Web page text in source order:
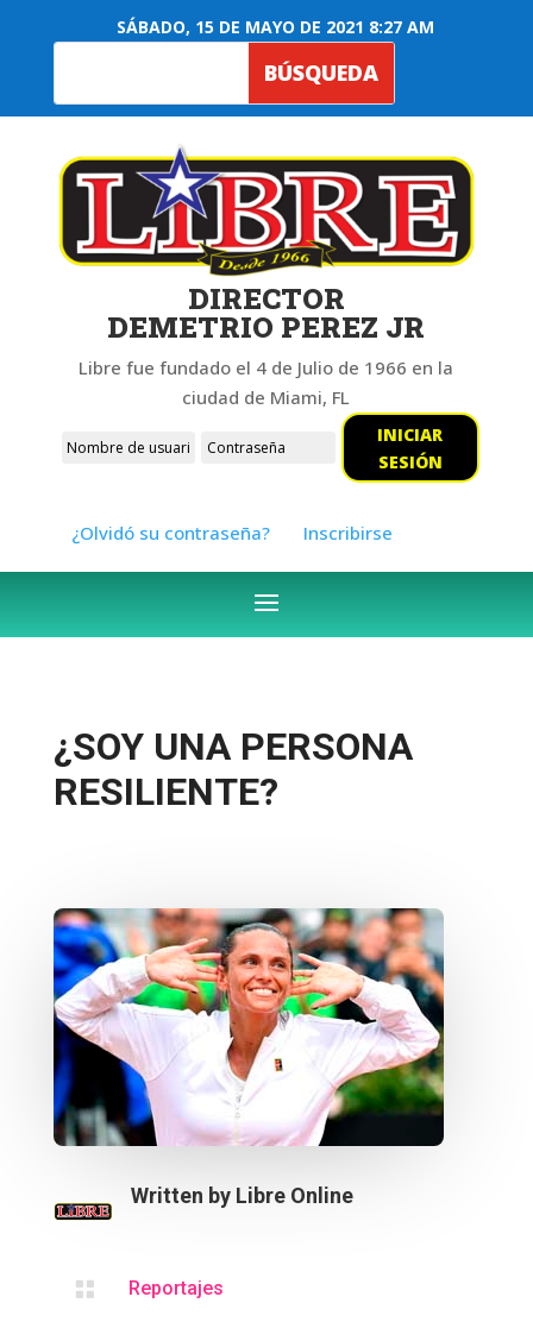
SÁBADO, 15 DE MAYO DE 2021 8:27 AM
DIRECTOR
DEMETRIO PEREZ JR
Libre fue fundado el 4 de Julio de 1966 en la
ciudad de Miami, FL
INICIAR
SESIÓN
¿Olvidó su contraseña? Inscribirse
¿SOY UNA PERSONA
RESILIENTE?
Written by Libre Online
 Reportajes